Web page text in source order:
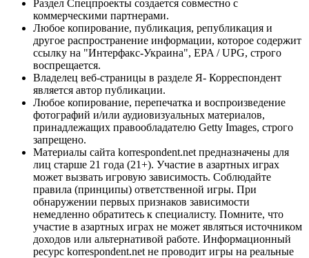
Раздел Спецпроекты создается совместно с
коммерческими партнерами.
Любое копирование, публикация, републикация и
другое распространение информации, которое содержит
ссылку на "Интерфакс-Украина", EPA / UPG, строго
воспрещается.
Владелец веб-страницы в разделе Я- Корреспондент
является автор публикации.
Любое копирование, перепечатка и воспроизведение
фотографий и/или аудиовизуальных материалов,
принадлежащих правообладателю Getty Images, строго
запрещено.
Материалы сайта korrespondent.net предназначены для
лиц старше 21 года (21+). Участие в азартных играх
может вызвать игровую зависимость. Соблюдайте
правила (принципы) ответственной игры. При
обнаружении первых признаков зависимости
немедленно обратитесь к специалисту. Помните, что
участие в азартных играх не может являться источником
доходов или альтернативой работе. Информационный
ресурс korrespondent.net не проводит игры на реальные